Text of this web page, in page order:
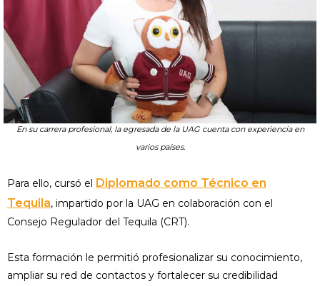
En su carrera profesional, la egresada de la UAG cuenta con experiencia en
varios países.
Para ello, cursó el
Diplomado como Técnico en
Tequila, impartido por la UAG en colaboración con el
Consejo Regulador del Tequila (CRT).
Esta formación le permitió profesionalizar su conocimiento,
ampliar su red de contactos y fortalecer su credibilidad